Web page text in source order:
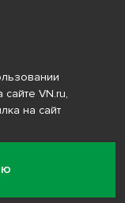
VN.ru,
на сайт